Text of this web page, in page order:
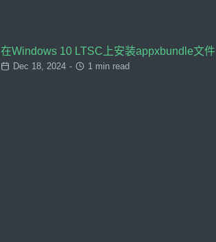
在Windows 10 LTSC上安装appxbundle文件
Dec 18, 2024 - 1 min read